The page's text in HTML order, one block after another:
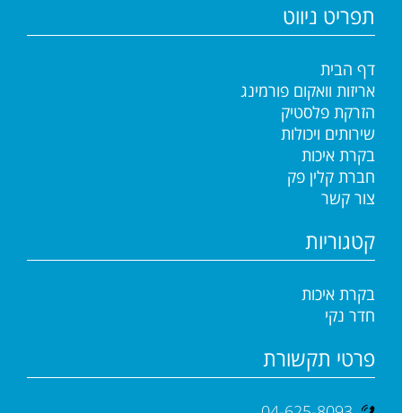
תפריט ניווט
דף הבית
אריזות וואקום פורמינג
הזרקת פלסטיק
שירותים ויכולות
בקרת איכות
חברת קלין פק
צור קשר
קטגוריות
בקרת איכות
חדר נקי
פרטי תקשורת